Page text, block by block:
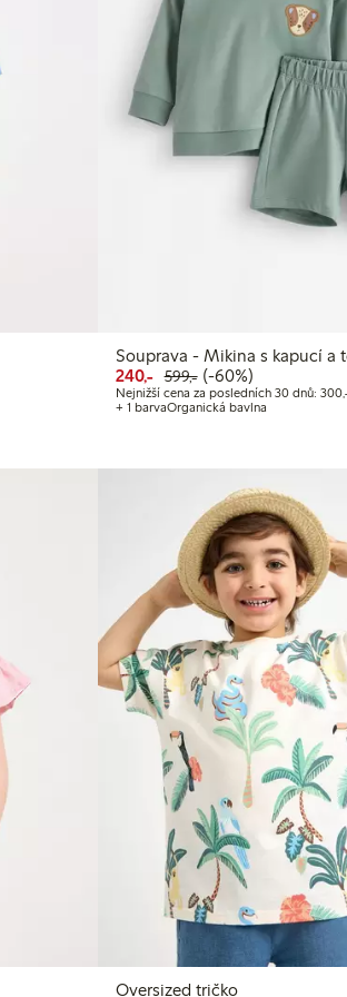
cena za posledních 30 dnů: 209,00 Kč
Souprava - Mikina s kapucí a
240,- Snížená cena: 240,00 Kč
599,-Běžná cena: 599,00
60% sleva
(-60%)
Nejnižší cena za posledních 30 dnů:
+ 1 barvaOrganická bavlna
Oversized tričko